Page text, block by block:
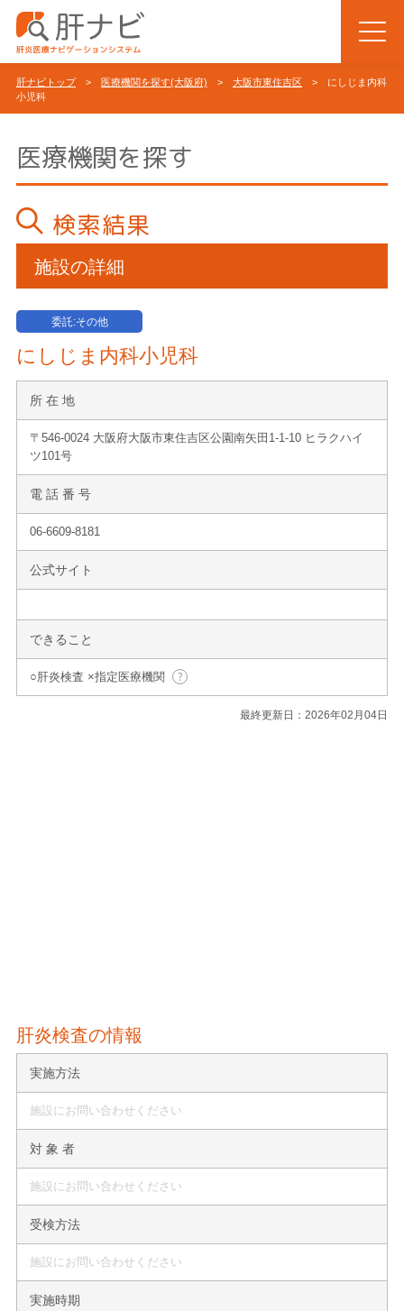
肝ナビトップ> 医療機関を探す(大阪府) > 大阪市東住吉区 > にしじま内科
小児科
医療機関を探す
検索結果
施設の詳細
委託:その他
にしじま内科小児科
所 在 地
〒546-0024 大阪府大阪市東住吉区公園南矢田1-1-10 ヒラクハイ
ツ101号
電 話 番 号
06-6609-8181
公式サイト
できること
○肝炎検査 ×指定医療機関
最終更新日：2026年02月04日
肝炎検査の情報
実施方法
施設にお問い合わせください
対 象 者
施設にお問い合わせください
受検方法
施設にお問い合わせください
実施時期